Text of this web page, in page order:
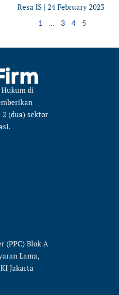
Resa IS 24 February 2023
1 … 3 4 5
di
(dua) sektor
(PPC) Blok A
Lama,
Jakarta